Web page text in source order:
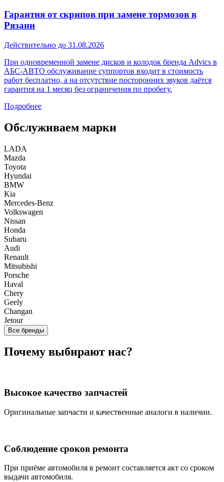
Гарантия от скрипов при замене тормозов в
Рязани
Действительно до 31.08.2026
При одновременной замене дисков и колодок бренда Advics в
АБС-АВТО обслуживание суппортов входит в стоимость
работ бесплатно, а на отсутствие посторонних звуков даётся
гарантия на 1 месяц без ограничения по пробегу.
Подробнее
Обслуживаем марки
LADA
Mazda
Toyota
Hyundai
BMW
Kia
Mercedes-Benz
Volkswagen
Nissan
Honda
Subaru
Audi
Renault
Mitsubishi
Porsche
Haval
Chery
Geely
Changan
Jetour
Все бренды
Почему выбирают нас?
Высокое качество запчастей
Оригинальные запчасти и качественные аналоги в наличии.
Соблюдение сроков ремонта
При приёме автомобиля в ремонт составляется акт со сроком
выдачи автомобиля.